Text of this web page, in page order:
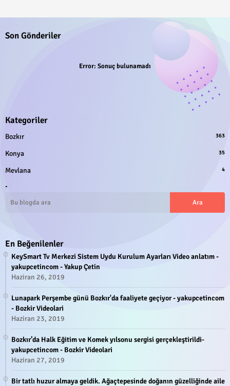
Son Gönderiler
Error: Sonuç bulunamadı
Kategoriler
Bozkır 363
Konya 35
Mevlana 4
.
En Beğenilenler
KeySmart Tv Merkezi Sistem Uydu Kurulum Ayarları Video anlatım -
yakupcetincom - Yakup Çetin
Haziran 26, 2019
Lunapark Perşembe günü Bozkır'da faaliyete geçiyor - yakupcetincom
- Bozkir Videolari
Haziran 23, 2019
Bozkır’da Halk Eğitim ve Komek yılsonu sergisi gerçekleştirildi-
yakupcetincom - Bozkir Videolari
Haziran 27, 2019
Bir tatlı huzur almaya geldik. Ağaçtepesinde doğanın güzelliğinde aile